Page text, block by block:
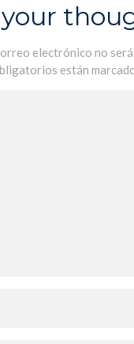
–
de
electrónico no
están